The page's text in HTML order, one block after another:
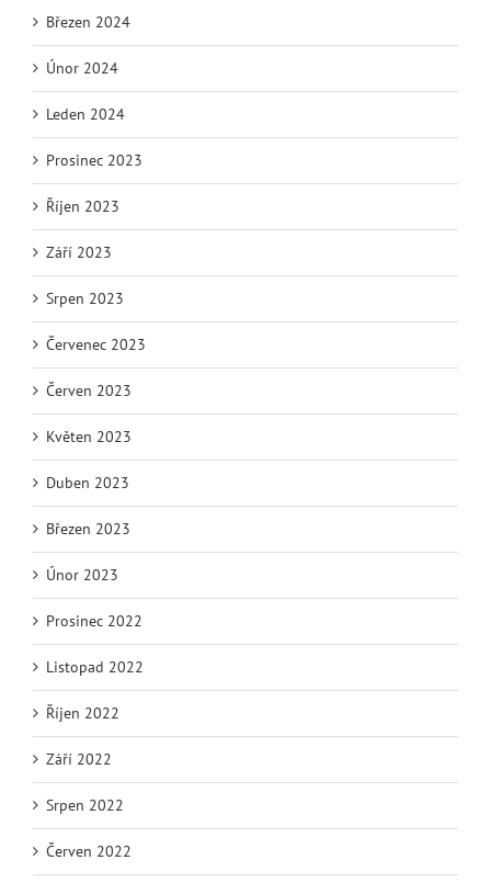
Březen 2024
Únor 2024
Leden 2024
Prosinec 2023
Říjen 2023
Září 2023
Srpen 2023
Červenec 2023
Červen 2023
Květen 2023
Duben 2023
Březen 2023
Únor 2023
Prosinec 2022
Listopad 2022
Říjen 2022
Září 2022
Srpen 2022
Červen 2022